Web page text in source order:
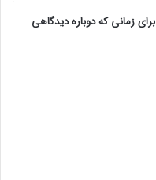
زمانی که دوباره دیدگاهی